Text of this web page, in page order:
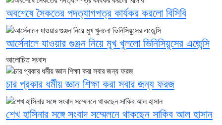
অবশেষে সৈকতের পদত্যাগপত্র কার্যকর করলো বিসিবি
আর্সেনালে যাওয়ার গুঞ্জন নিয়ে মুখ খুললো ভিনিসিয়ুসের এজেন্সি
আলোচিত সংবাদ
চার প্রকার ধর্মীয় জ্ঞান শিক্ষা করা সবার জন্য ফরজ
শেখ হাসিনার সঙ্গে সংবাদ সম্মেলনে থাকছেন সাকিব আল হাসান